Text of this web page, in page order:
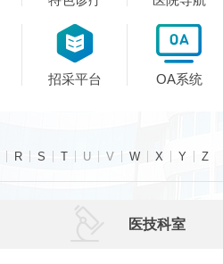

招采平台

OA系统
R S T U V W X Y Z
医技科室